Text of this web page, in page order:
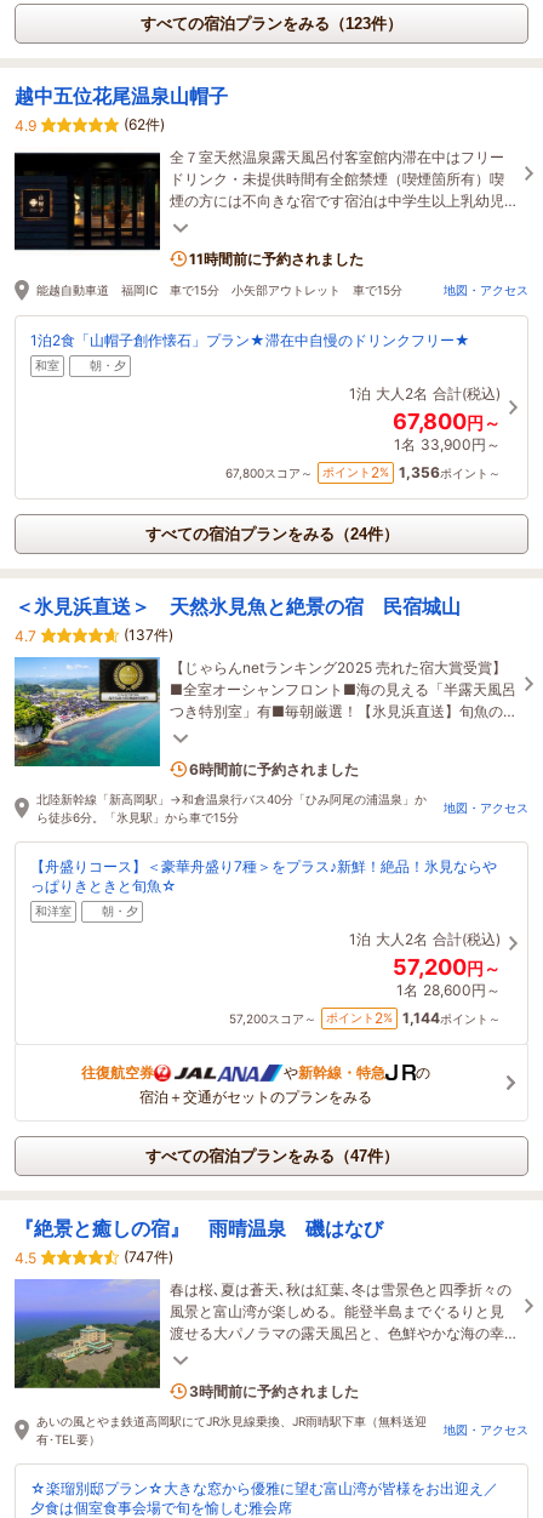
すべての宿泊プランをみる（123件）
越中五位花尾温泉山帽子
4.9
(62件)
全７室天然温泉露天風呂付客室館内滞在中はフリー
ドリンク・未提供時間有全館禁煙（喫煙箇所有）喫
煙の方には不向きな宿です宿泊は中学生以上乳幼児
宿泊不可食事処は全室個室大浴場はございません
11時間前に予約されました
能越自動車道 福岡IC 車で15分 小矢部アウトレット 車で15分 地図・アクセス
1泊2食「山帽子創作懐石」プラン★滞在中自慢のドリンクフリー★
和室 朝・夕
1泊 大人2名 合計(税込)
67,800円～
1名 33,900円～
67,800スコア～ ポイント 2% 1,356ポイント～
すべての宿泊プランをみる（24件）
＜氷見浜直送＞ 天然氷見魚と絶景の宿 民宿城山
4.7
(137件)
【じゃらんnetランキング2025 売れた宿大賞受賞】
■全室オーシャンフロント■海の見える「半露天風呂
つき特別室」有■毎朝厳選！【氷見浜直送】旬魚の
会席■民宿ならではのアットホームなおもてなし
6時間前に予約されました
北陸新幹線「新高岡駅」→和倉温泉行バス40分「ひみ阿尾の浦温泉」か
ら徒歩6分。「氷見駅」から車で15分
地図・アクセス
【舟盛りコース】＜豪華舟盛り7種＞をプラス♪新鮮！絶品！氷見ならや
っぱりきときと旬魚☆
和洋室 朝・夕
1泊 大人2名 合計(税込)
57,200円～
1名 28,600円～
57,200スコア～ ポイント 2% 1,144ポイント～
往復航空券 や新幹線・特急
の
宿泊＋交通がセットのプランをみる
すべての宿泊プランをみる（47件）
『絶景と癒しの宿』 雨晴温泉 磯はなび
4.5
(747件)
春は桜､夏は蒼天､秋は紅葉､冬は雪景色と四季折々の
風景と富山湾が楽しめる。能登半島までぐるりと見
渡せる大パノラマの露天風呂と、色鮮やかな海の幸
を堪能！磯はなびで贅沢な休日をお過ごしくださ
3時間前に予約されました
あいの風とやま鉄道高岡駅にてJR氷見線乗換、JR雨晴駅下車（無料送迎
有･TEL要）
地図・アクセス
☆楽瑠別邸プラン☆大きな窓から優雅に望む富山湾が皆様をお出迎え／
夕食は個室食事会場で旬を愉しむ雅会席